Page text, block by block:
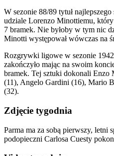
W sezonie 88/89 tytuł
udziale Lorenzo Minottiemu,
7 bramek. Nie byłoby w tym nic
Minotti występował wówczas na
Rozgrywki ligowe w sezonie
zakończyło mając na swoim
bramek. Tej sztuki dokonali Enzo
(11), Angelo Gardini (16), Mario
(32).
Zdjęcie tygodnia
Parma ma za sobą pierwszy, letni
podopieczni Carlosa Cuesty